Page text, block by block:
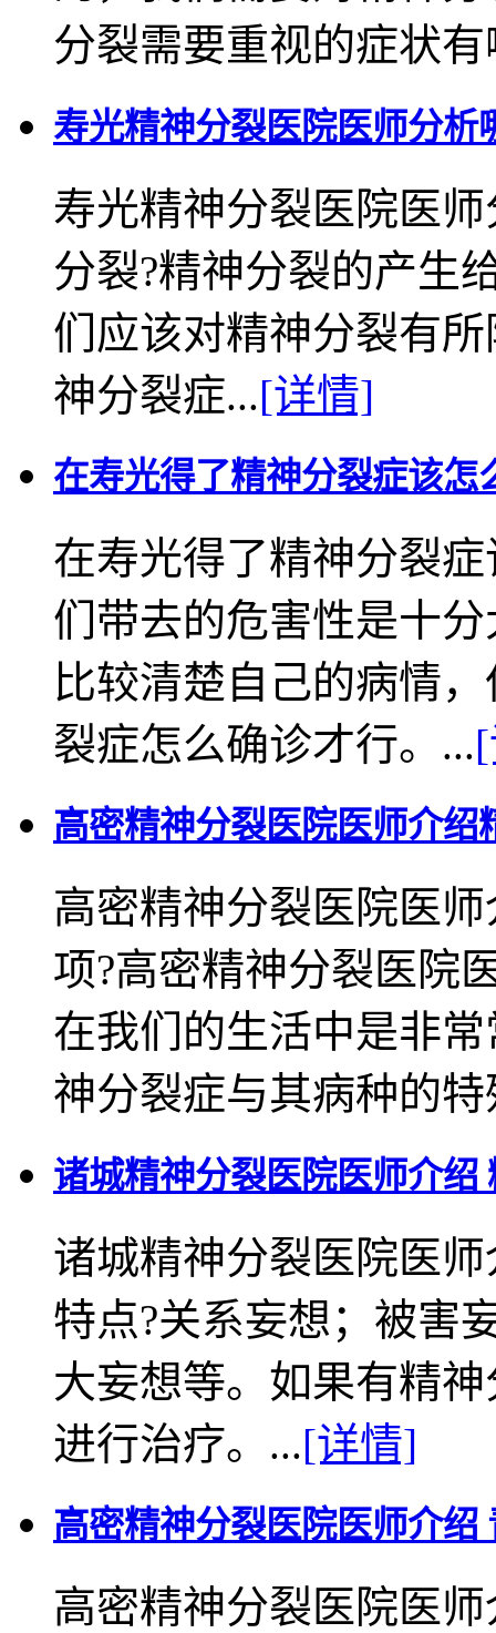
分裂需要重视的症状有
寿光精神分裂医院医师分
寿光精神分裂医院医
分裂?精神分裂的产生
们应该对精神分裂有
神分裂症...[详情]
在寿光得了精神分裂症该怎
在寿光得了精神分裂
们带去的危害性是十
比较清楚自己的病情
裂症怎么确诊才行。...
高密精神分裂医院医师介
高密精神分裂医院医
项?高密精神分裂医院
在我们的生活中是非
神分裂症与其病种的
诸城精神分裂医院医师介绍
诸城精神分裂医院医
特点?关系妄想；被害
大妄想等。如果有精
进行治疗。...[详情]
高密精神分裂医院医师介绍
高密精神分裂医院医